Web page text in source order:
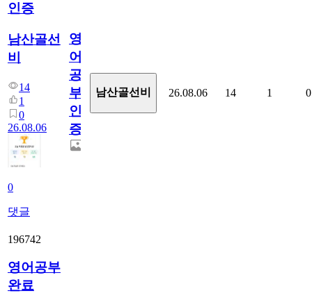
인증
남산골선
비
14
1
0
26.08.06
0
댓글
영
어
공
부
인
증
남산골선비 26.08.06 14 1 0
196742
영어공부
완료